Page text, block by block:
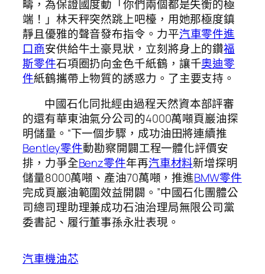
疇，為保證國度動「你們兩個都是失衡的極
端！」林天秤突然跳上吧檯，用她那極度鎮
靜且優雅的聲音發布指令。力平汽車零件進
口商安供給牛土豪見狀，立刻將身上的鑽福
斯零件石項圈扔向金色千紙鶴，讓千奧迪零
件紙鶴攜帶上物質的誘惑力。了主要支持。
中國石化同批經由過程天然資本部評審
的還有華東油氣分公司的4000萬噸頁巖油探
明儲量。“下一個步驟，成功油田將連續推
Bentley零件動勘察開闢工程一體化評價安
排，力爭全Benz零件年再汽車材料新增探明
儲量8000萬噸、產油70萬噸，推進BMW零件
完成頁巖油範圍效益開闢。”中國石化團體公
司總司理助理兼成功石油治理局無限公司黨
委書記、履行董事孫永壯表現。
汽車機油芯